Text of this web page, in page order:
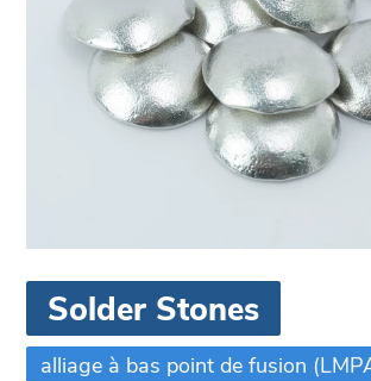
Solder Stones
alliage à bas point de fusion